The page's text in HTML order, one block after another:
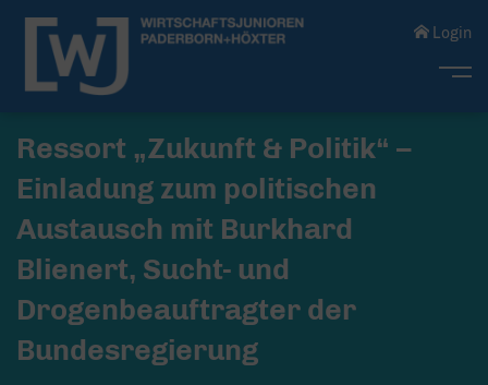
Login
Ressort „Zukunft & Politik“ –
Einladung zum politischen
Austausch mit Burkhard
Blienert, Sucht- und
Drogenbeauftragter der
Bundesregierung